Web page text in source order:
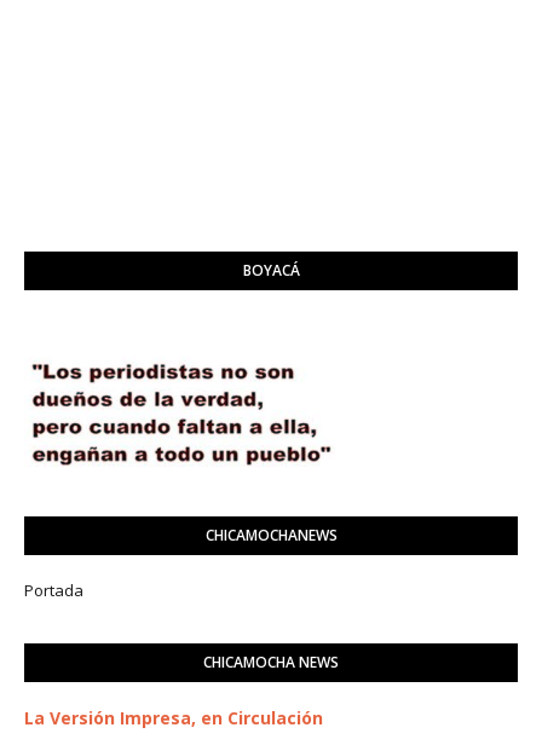
BOYACÁ
CHICAMOCHANEWS
Portada
CHICAMOCHA NEWS
La Versión Impresa, en Circulación